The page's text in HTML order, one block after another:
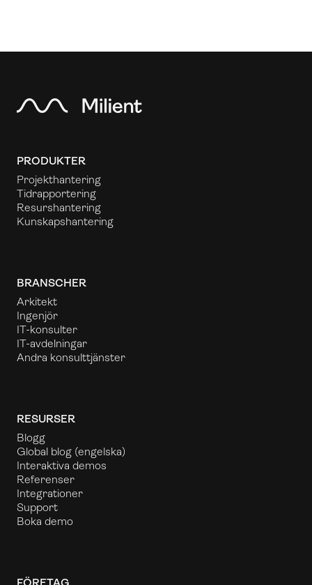
PRODUKTER
Projekthantering
Tidrapportering
Resurshantering
Kunskapshantering
BRANSCHER
Arkitekt
Ingenjör
IT-konsulter
IT-avdelningar
Andra konsulttjänster
RESURSER
Blogg
Global blog (engelska)
Interaktiva demos
Referenser
Integrationer
Support
Boka demo